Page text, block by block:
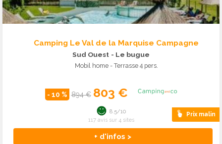
Camping Le Val de la Marquise Campagne
Sud Ouest - Le bugue
Mobil home - Terrasse 4 pers.
- 10 % 894 € 803 €
Prix malin
+ d'infos >
8.5/10
117 avis sur 4 sites